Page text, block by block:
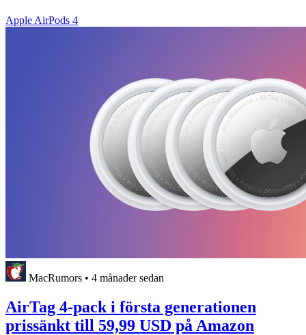
Apple AirPods 4
MacRumors • 4 månader sedan
AirTag 4-pack i första generationen
prissänkt till 59,99 USD på Amazon